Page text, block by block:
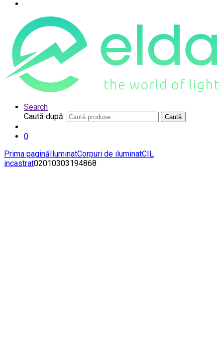
Search
Caută după:
Caută
0
Prima paginăIluminatCorpuri de iluminatCIL
incastrat02010303194868